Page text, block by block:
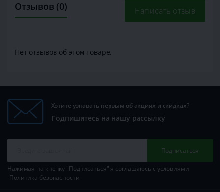
Отзывов (0) Написать отзыв
Нет отзывов об этом товаре.
Хотите узнавать первым об акциях и скидках?
Подпишитесь на нашу рассылку
Подписаться
Нажимая на кнопку "Подписаться" я соглашаюсь с условиями
Политика безопасности